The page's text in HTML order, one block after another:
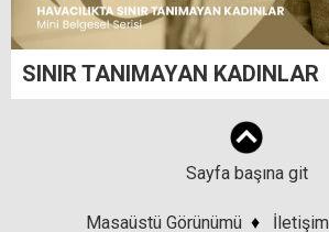
SINIR TANIMAYAN KADINLAR
Sayfa başına git
Masaüstü Görünümü ♦ İletişim